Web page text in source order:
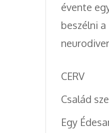
évente
beszélni a
CERV
Család
Egy